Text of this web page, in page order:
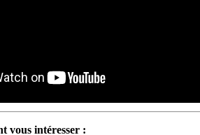
vous intéresser :